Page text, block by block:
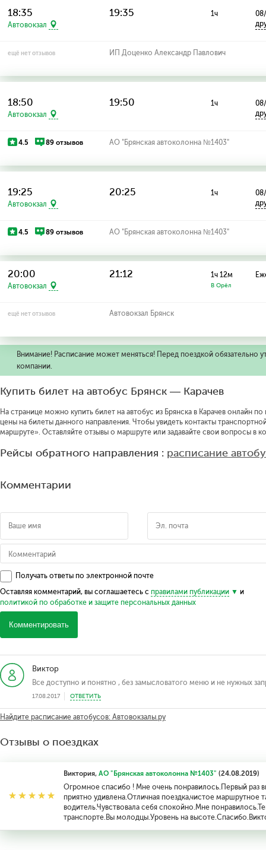
18:35
Автовокзал
19:35 1ч
ещё нет отзывов ИП Доценко Александр Павлович
18:50
Автовокзал
19:50 1ч
4.5 89 отзывов АО "Брянская автоколонна №1403"
19:25
Автовокзал
20:25 1ч
4.5 89 отзывов АО "Брянская автоколонна №1403"
20:00
Автовокзал
21:12 1ч 12м
В Орёл
ещё нет отзывов Автовокзал Брянск
Внимание! Расписание может меняться! Перед поездкой обязательно
компании.
Купить билет на автобус Брянск — Карачев
На странице можно купить билет на автобус из Брянска в Карачев онлайн
цены на билеты данного направления. Чтобы увидеть контакты
маршруте». Оставляйте отзывы о маршруте или задавайте свои вопросы в
Рейсы обратного направления : расписание
Комментарии
Получать ответы по электронной почте
Оставляя комментарий, вы соглашаетесь с правилами публикации
и
политикой по обработке и защите персональных данных
Комментировать
Виктор
Все доступно и понятно , без замысловатого меню и не нужных
17.08.2017 ОТВЕТИТЬ
Найдите расписание автобусов: Автовокзалы.ру
Отзывы о поездках
Виктория, АО "Брянская автоколонна №1403" (24.08.2019)
Огромное спасибо ! Мне очень понравилось.Первый раз
приятно удивлена.Отличная поездка,чистое маршрутное
водитель.Чувствовала себя спокойно.Мне
транспорте.Вы молодцы.Уровень на